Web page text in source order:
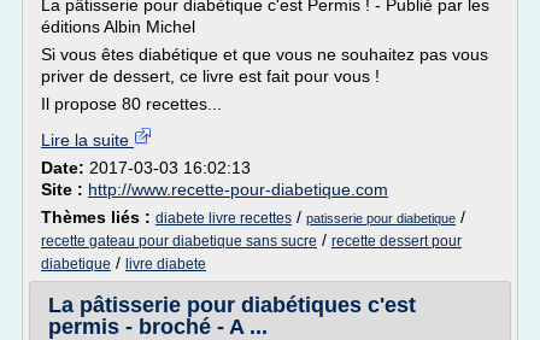
La pâtisserie pour diabétique c'est Permis ! - Publié par les
éditions Albin Michel
Si vous êtes diabétique et que vous ne souhaitez pas vous
priver de dessert, ce livre est fait pour vous !
Il propose 80 recettes...
Lire la suite
Date: 2017-03-03 16:02:13
Site : http://www.recette-pour-diabetique.com
Thèmes liés : diabete livre recettes / patisserie pour diabetique /
recette gateau pour diabetique sans sucre / recette dessert pour
diabetique / livre diabete
La pâtisserie pour diabétiques c'est
permis - broché - A ...